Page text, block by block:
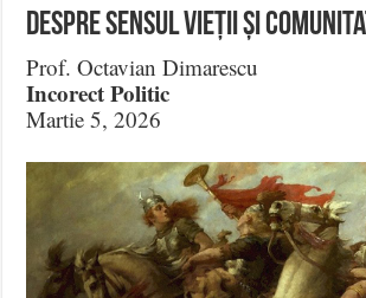
Despre sensul vieții și
Prof. Octavian Dimarescu
Incorect Politic
Martie 5, 2026